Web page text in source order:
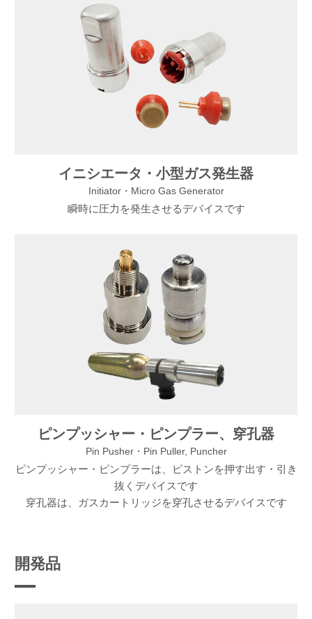
イニシエータ・小型ガス発生器
Initiator・Micro Gas Generator
瞬時に圧力を発生させるデバイスです
ピンプッシャー・ピンプラー、 穿孔器
Pin Pusher・Pin Puller, Puncher
ピンプッシャー・ピンプラーは、
ピストンを押す出す・引き
抜くデバイスです
穿孔器は、
ガスカートリッジを穿孔させるデバイスです
開発品